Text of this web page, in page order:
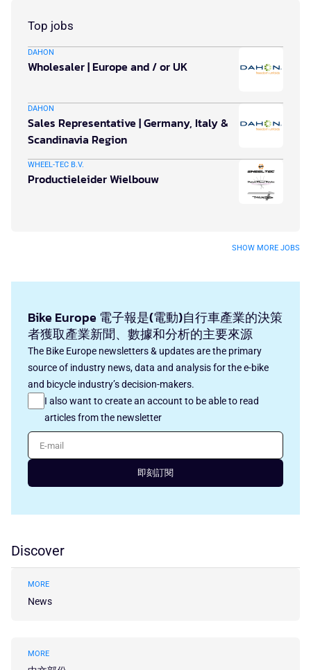
Top jobs
DAHON
Wholesaler | Europe and / or UK
DAHON
Sales Representative | Germany, Italy &
Scandinavia Region
WHEEL-TEC B.V.
Productieleider Wielbouw
SHOW MORE JOBS
Bike Europe 電子報是(電動)自行車產業的決策
者獲取產業新聞、數據和分析的主要來源
The Bike Europe newsletters & updates are the primary
source of industry news, data and analysis for the e-bike
and bicycle industry’s decision-makers.
I also want to create an account to be able to read
articles from the newsletter
E-mail
即刻訂閱
Discover
MORE
News
MORE